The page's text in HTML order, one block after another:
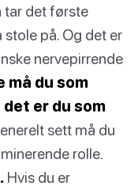
tar det første
på. Og det er
nervepirrende
må du som
er du som
sett må du
rolle.
Hvis du er